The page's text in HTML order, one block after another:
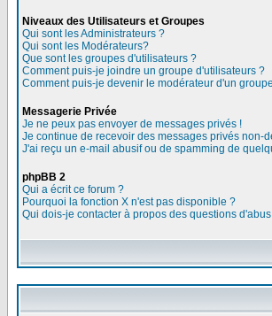
Niveaux des Utilisateurs et Groupes
Qui sont les Administrateurs ?
Qui sont les Modérateurs?
Que sont les groupes d'utilisateurs ?
Comment puis-je joindre un groupe d'utilisateurs ?
Comment puis-je devenir le modérateur d'un
Messagerie Privée
Je ne peux pas envoyer de messages privés !
Je continue de recevoir des messages privés non-
J'ai reçu un e-mail abusif ou de spamming de
phpBB 2
Qui a écrit ce forum ?
Pourquoi la fonction X n'est pas disponible ?
Qui dois-je contacter à propos des questions